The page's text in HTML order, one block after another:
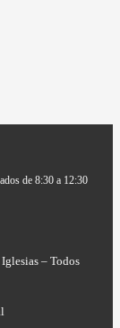
de 8:30 a 12:30
– Todos